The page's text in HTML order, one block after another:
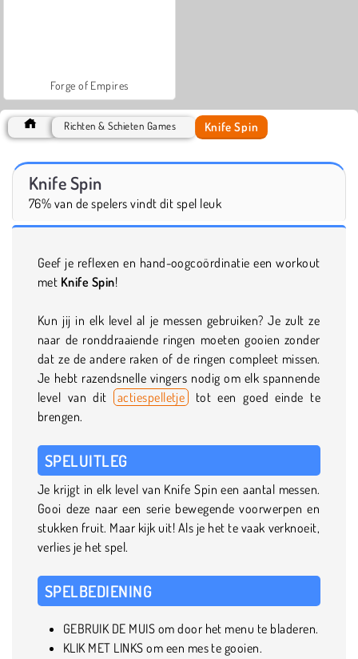
Forge of Empires
Richten & Schieten Games Knife Spin
Knife Spin
76% van de spelers vindt dit spel leuk
Geef je reflexen en hand-oogcoördinatie een workout
met Knife Spin!
Kun jij in elk level al je messen gebruiken? Je zult ze
naar de ronddraaiende ringen moeten gooien zonder
dat ze de andere raken of de ringen compleet missen.
Je hebt razendsnelle vingers nodig om elk spannende
level van dit
actiespelletje
tot een goed einde te
brengen.
SPELUITLEG
Je krijgt in elk level van Knife Spin een aantal messen.
Gooi deze naar een serie bewegende voorwerpen en
stukken fruit. Maar kijk uit! Als je het te vaak verknoeit,
verlies je het spel.
SPELBEDIENING
GEBRUIK DE MUIS om door het menu te bladeren.
KLIK MET LINKS om een mes te gooien.